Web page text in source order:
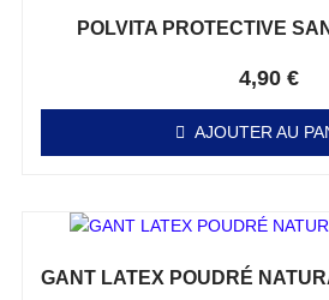
POLVITA PROTECTIVE
4,90 €
AJOUTER AU
GANT LATEX POUDRÉ